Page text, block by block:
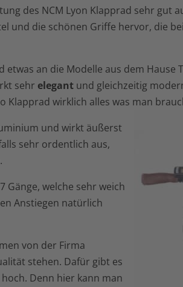
des NCM Lyon Klapprad sehr gut
und die schönen Griffe hervor, die
an die Modelle aus dem Hause
sehr elegantund gleichzeitig
Klapprad wirklich alles was man
und wirkt äußerst
sehr ordentlich aus,
Gänge, welche sehr weich
Anstiegen natürlich
von der Firma
stehen. Dafür gibt es
Denn hier kann man